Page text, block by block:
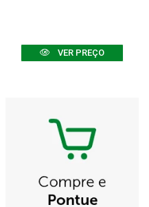
VER PREÇO